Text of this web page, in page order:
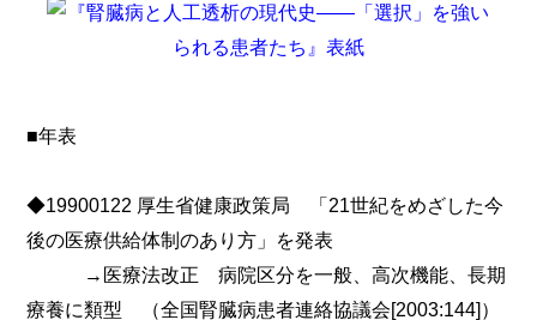
■年表
◆19900122 厚生省健康政策局 「21世紀をめざした今
後の医療供給体制のあり方」を発表
→医療法改正 病院区分を一般、高次機能、長期
療養に類型 （全国腎臓病患者連絡協議会[2003:144]）